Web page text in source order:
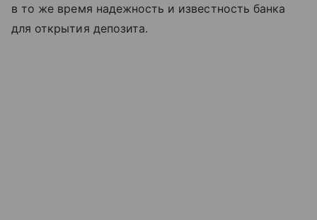
в то же время надежность и известность банка
для открытия депозита.